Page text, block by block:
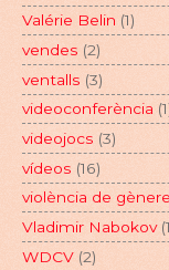
Valérie Belin (1)
vendes (2)
ventalls (3)
videoconferència
videojocs (3)
vídeos (16)
violència de gènere
Vladimir Nabokov
WDCV (2)